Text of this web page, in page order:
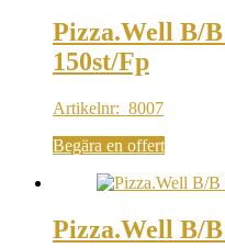
Pizza.Well B/
150st/Fp
Artikelnr: 8007
Begära en offert
Pizza.Well B/